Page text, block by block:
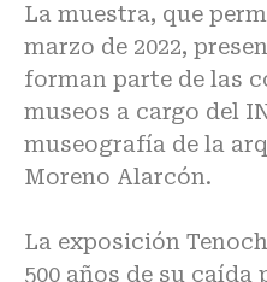
La muestra, que
marzo de 2022,
forman parte de las
museos a cargo del
museografía de la
Moreno Alarcón.
La exposición
500 años de su